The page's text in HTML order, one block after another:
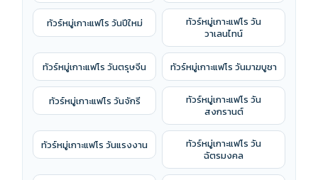
ทัวร์หมู่เกาะแฟโร วันปีใหม่
ทัวร์หมู่เกาะแฟโร วัน
วาเลนไทน์
ทัวร์หมู่เกาะแฟโร วันตรุษจีน ทัวร์หมู่เกาะแฟโร วันมาฆบูชา
ทัวร์หมู่เกาะแฟโร วันจักรี
ทัวร์หมู่เกาะแฟโร วัน
สงกรานต์
ทัวร์หมู่เกาะแฟโร วันแรงงาน
ทัวร์หมู่เกาะแฟโร วัน
ฉัตรมงคล